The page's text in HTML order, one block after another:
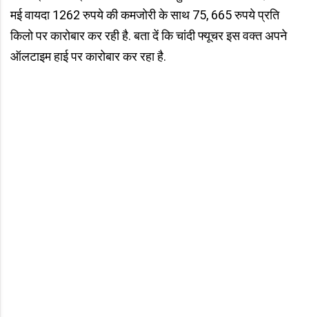
मई वायदा 1262 रुपये की कमजोरी के साथ 75, 665 रुपये प्रति
किलो पर कारोबार कर रही है. बता दें कि चांदी फ्यूचर इस वक्त अपने
ऑलटाइम हाई पर कारोबार कर रहा है.